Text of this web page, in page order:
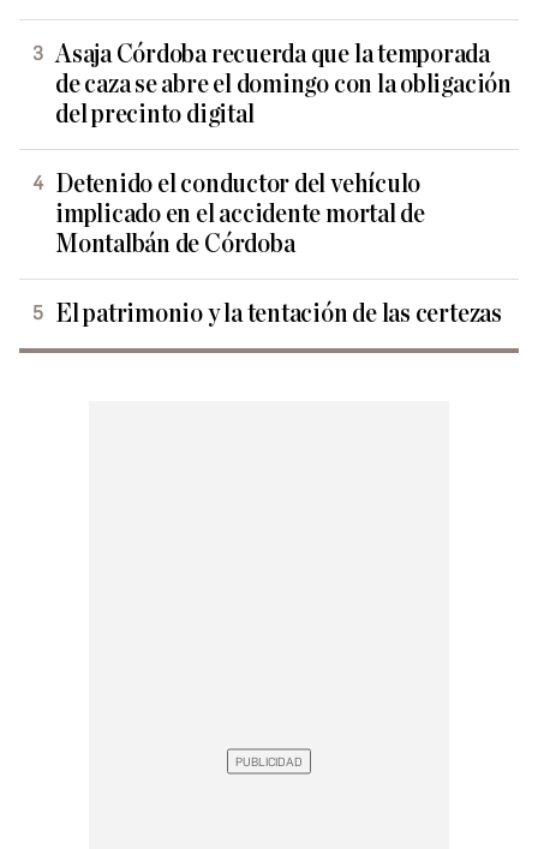
Asaja Córdoba recuerda que la temporada
de caza se abre el domingo con la obligación
del precinto digital
Detenido el conductor del vehículo
implicado en el accidente mortal de
Montalbán de Córdoba
El patrimonio y la tentación de las certezas